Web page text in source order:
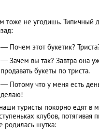
тоже не угодишь. Типичный
— Почем этот букетик?
— Зачем вы так? Завтра она
продавать букеты по триста.
— Потому что у меня есть
делаю!
туристы покорно едят в
клубов, потягивая
родилась шутка: